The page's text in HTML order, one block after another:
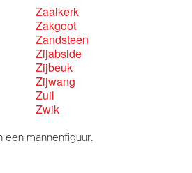
Zaalkerk
Zakgoot
Zandsteen
Zijabside
Zijbeuk
Zijwang
Zuil
Zwik
een mannenfiguur.